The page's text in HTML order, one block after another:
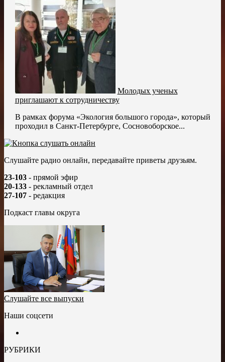
Молодых ученых
приглашают к сотрудничеству
В рамках форума «Экология большого города», который
проходил в Санкт-Петербурге, Сосновоборское...
Слушайте радио онлайн, передавайте приветы друзьям.
23-103 - прямой эфир
20-133 - рекламный отдел
27-107 - редакция
Подкаст главы округа
Слушайте все выпуски
Наши соцсети
РУБРИКИ